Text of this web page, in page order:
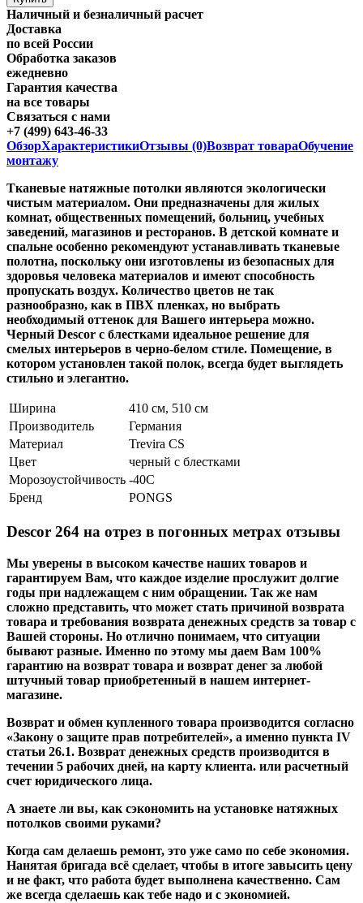
Наличный и безналичный расчет
Доставка
по всей России
Обработка заказов
ежедневно
Гарантия качества
на все товары
Связаться с нами
+7 (499) 643-46-33
ОбзорХарактеристикиОтзывы (0)Возврат товараОбучение
монтажу
Тканевые натяжные потолки являются экологически
чистым материалом. Они предназначены для жилых
комнат, общественных помещений, больниц, учебных
заведений, магазинов и ресторанов. В детской комнате и
спальне особенно рекомендуют устанавливать тканевые
полотна, поскольку они изготовлены из безопасных для
здоровья человека материалов и имеют способность
пропускать воздух. Количество цветов не так
разнообразно, как в ПВХ пленках, но выбрать
необходимый оттенок для Вашего интерьера можно.
Черный Descor с блестками идеальное решение для
смелых интерьеров в черно-белом стиле. Помещение, в
котором установлен такой полок, всегда будет выглядеть
стильно и элегантно.
Ширина
410 см, 510 см
Производитель
Германия
Материал
Trevira CS
Цвет
черный с блестками
Морозоустойчивость -40С
Бренд
PONGS
Descor 264 на отрез в погонных метрах отзывы
Мы уверены в высоком качестве наших товаров и
гарантируем Вам, что каждое изделие прослужит долгие
годы при надлежащем с ним обращении. Так же нам
сложно представить, что может стать причиной возврата
товара и требования возврата денежных средств за товар с
Вашей стороны. Но отлично понимаем, что ситуации
бывают разные. Именно по этому мы даем Вам 100%
гарантию на возврат товара и возврат денег за любой
штучный товар приобретенный в нашем интернет-
магазине.
Возврат и обмен купленного товара производится согласно
«Закону о защите прав потребителей», а именно пункта IV
статьи 26.1. Возврат денежных средств производится в
течении 5 рабочих дней, на карту клиента. или расчетный
счет юридического лица.
А знаете ли вы, как сэкономить на установке натяжных
потолков своими руками?
Когда сам делаешь ремонт, это уже само по себе экономия.
Нанятая бригада всё сделает, чтобы в итоге завысить цену
и не факт, что работа будет выполнена качественно. Сам
же всегда сделаешь как тебе надо и с экономией.